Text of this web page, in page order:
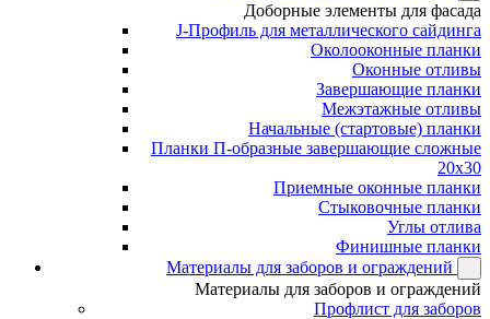
Доборные элементы для фасада
J-Профиль для металлического сайдинга
Околооконные планки
Оконные отливы
Завершающие планки
Межэтажные отливы
Начальные (стартовые) планки
Планки П-образные завершающие сложные
20x30
Приемные оконные планки
Стыковочные планки
Углы отлива
Финишные планки
Материалы для заборов и ограждений
Материалы для заборов и ограждений
Профлист для заборов